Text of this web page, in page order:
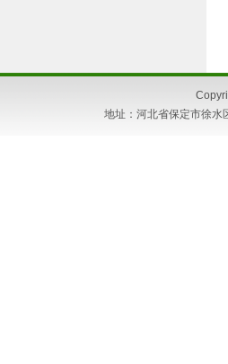
地址：河北省保定市徐